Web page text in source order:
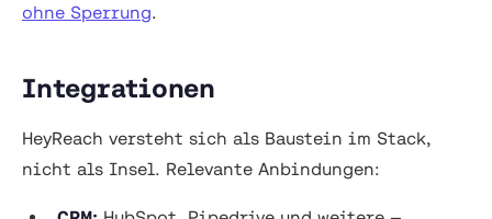
ohne Sperrung
Integrationen
HeyReach versteht sich als Baustein im Stack,
nicht als Insel. Relevante Anbindungen: